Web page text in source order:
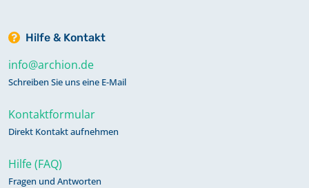
Hilfe & Kontakt
info@archion.de
Schreiben Sie uns eine E-Mail
Kontaktformular
Direkt Kontakt aufnehmen
Hilfe (FAQ)
Fragen und Antworten